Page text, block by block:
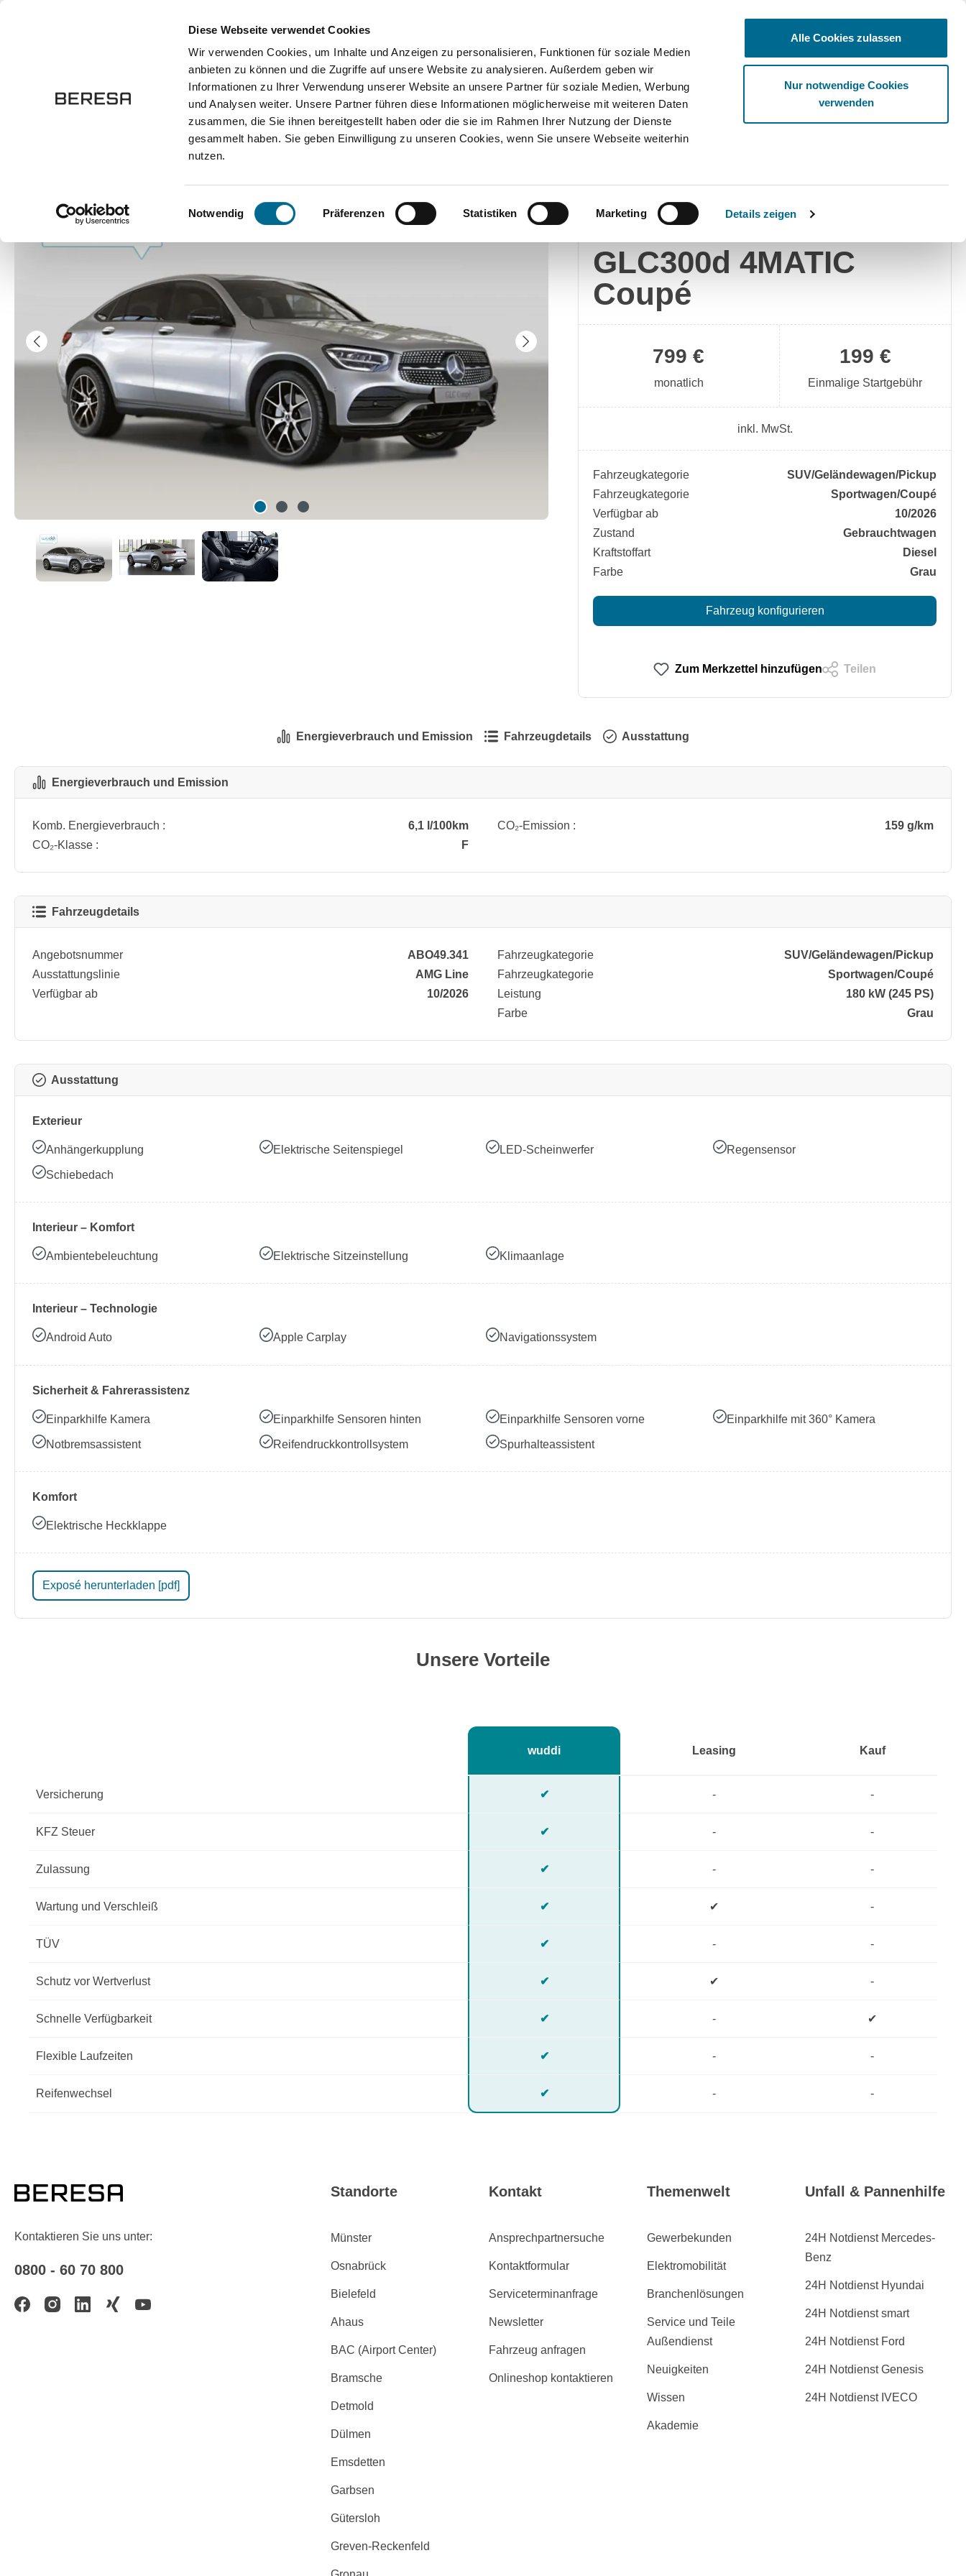
Diese Webseite verwendet Cookies
Wir verwenden Cookies, um Inhalte und Anzeigen zu personalisieren, Funktionen für soziale Medien
anbieten zu können und die Zugriffe auf unsere Website zu analysieren. Außerdem geben wir
Informationen zu Ihrer Verwendung unserer Website an unsere Partner für soziale Medien, Werbung
und Analysen weiter. Unsere Partner führen diese Informationen möglicherweise mit weiteren Daten
zusammen, die Sie ihnen bereitgestellt haben oder die sie im Rahmen Ihrer Nutzung der Dienste
gesammelt haben. Sie geben Einwilligung zu unseren Cookies, wenn Sie unsere Webseite weiterhin
nutzen.
Einwilligungsauswahl
Notwendig Präferenzen Statistiken Marketing Details zeigen
Alle Cookies zulassen
Nur notwendige Cookies
verwenden
Onlineshop
Sportwagen / Coupé
Mercedes-Benz
Mercedes-Benz
GLC300d 4MATIC
Coupé
199 €
Einmalige Startgebühr
799 €
monatlich
inkl. MwSt.
Fahrzeugkategorie
SUV/​Geländewagen/​Pickup
Fahrzeugkategorie
Sportwagen/​Coupé
Verfügbar ab
10/2026
Zustand
Gebrauchtwagen
Kraftstoffart
Diesel
Farbe
Grau
Fahrzeug konfigurieren
Zum Merkzettel hinzufügen Teilen
Energieverbrauch und Emission Fahrzeugdetails Ausstattung
Energieverbrauch und Emission
Komb. Energieverbrauch : 6,1 l/100km CO₂-Emission :
159 g/km
CO₂-Klasse :
F
Fahrzeugdetails
Angebotsnummer
ABO49.341
Ausstattungslinie
AMG Line
Verfügbar ab
10/2026
Fahrzeugkategorie
SUV/​Geländewagen/​Pickup
Fahrzeugkategorie
Sportwagen/​Coupé
Leistung
180 kW (245 PS)
Farbe
Grau
Ausstattung
Exterieur
Anhängerkupplung Elektrische Seitenspiegel LED-Scheinwerfer Regensensor
Schiebedach
Interieur – Komfort
Ambientebeleuchtung Elektrische Sitzeinstellung Klimaanlage
Interieur – Technologie
Android Auto Apple Carplay Navigationssystem
Sicherheit & Fahrerassistenz
Einparkhilfe Kamera Einparkhilfe Sensoren hinten Einparkhilfe Sensoren vorne Einparkhilfe mit 360° Kamera
Notbremsassistent Reifendruckkontrollsystem Spurhalteassistent
Komfort
Elektrische Heckklappe
Exposé herunterladen [pdf]
Unsere Vorteile
wuddi Leasing Kauf
Versicherung ✔ - -
KFZ Steuer ✔ - -
Zulassung ✔ - -
Wartung und Verschleiß ✔ ✔ -
TÜV ✔ - -
Schutz vor Wertverlust ✔ ✔ -
Schnelle Verfügbarkeit ✔ - ✔
Flexible Laufzeiten ✔ - -
Reifenwechsel ✔ - -
Kontaktieren Sie uns unter:
0800 - 60 70 800
Standorte
Münster
Osnabrück
Bielefeld
Ahaus
BAC (Airport Center)
Bramsche
Detmold
Dülmen
Emsdetten
Garbsen
Gütersloh
Greven-Reckenfeld
Kontakt
Ansprechpartnersuche
Kontaktformular
Serviceterminanfrage
Newsletter
Fahrzeug anfragen
Onlineshop kontaktieren
Themenwelt
Gewerbekunden
Elektromobilität
Branchenlösungen
Service und Teile
Außendienst
Neuigkeiten
Wissen
Akademie
Unfall & Pannenhilfe
24H Notdienst Mercedes-
Benz
24H Notdienst Hyundai
24H Notdienst smart
24H Notdienst Ford
24H Notdienst Genesis
24H Notdienst IVECO